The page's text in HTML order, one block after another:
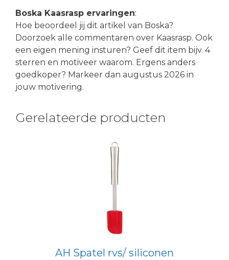
Boska Kaasrasp ervaringen:
Hoe beoordeel jij dit artikel van Boska?
Doorzoek alle commentaren over Kaasrasp. Ook
een eigen mening insturen? Geef dit item bijv. 4
sterren en motiveer waarom. Ergens anders
goedkoper? Markeer dan augustus 2026 in
jouw motivering.
Gerelateerde producten
AH Spatel rvs/ siliconen